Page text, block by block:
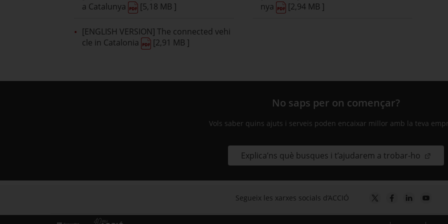
a Catalunya
[5,18 MB ]
nya
[2,94 MB ]
[ENGLISH VERSION] The connected vehi
cle in Catalonia
[2,91 MB ]
No saps per on començar?
Vols saber quins ajuts i serveis poden encaixar millor amb la teva
Explica’ns què busques i t’ajudarem a trobar-ho
Segueix les xarxes socials d’ACCIÓ